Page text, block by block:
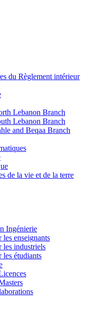
du Règlement intérieur
Lebanon Branch
Lebanon Branch
and Beqaa Branch
de la vie et de la terre
Ingénierie
enseignants
industriels
étudiants